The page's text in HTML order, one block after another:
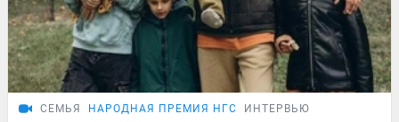
СЕМЬЯ НАРОДНАЯ ПРЕМИЯ НГС ИНТЕРВЬЮ